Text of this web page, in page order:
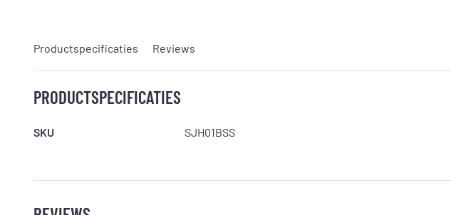
Productspecificaties Reviews
PRODUCTSPECIFICATIES
SKU SJH01BSS